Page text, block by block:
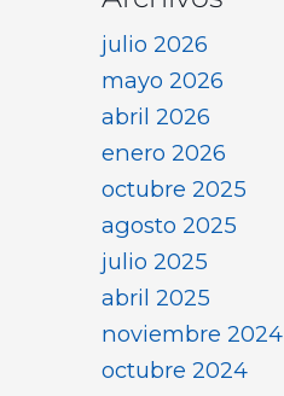
julio 2026
mayo 2026
abril 2026
enero 2026
octubre 2025
agosto 2025
julio 2025
abril 2025
noviembre 2024
octubre 2024